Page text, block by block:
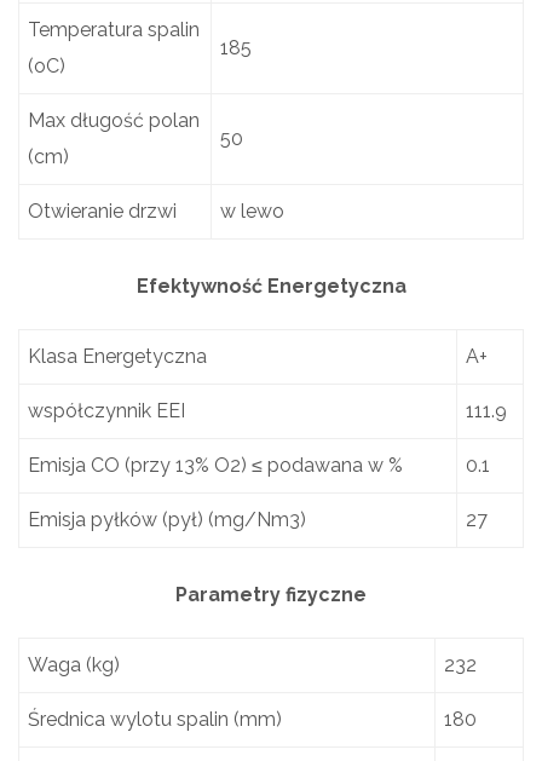
Temperatura spalin
(oC)
185
Max długość polan
(cm)
50
Otwieranie drzwi w lewo
Efektywność Energetyczna
Klasa Energetyczna A+
współczynnik EEI 111.9
Emisja CO (przy 13% O2) ≤ podawana w % 0.1
Emisja pyłków (pył) (mg/Nm3) 27
Parametry fizyczne
Waga (kg) 232
Średnica wylotu spalin (mm) 180